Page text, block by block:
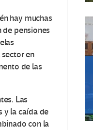
hay muchas
de pensiones
en
de las
Las
y la caída de
con la